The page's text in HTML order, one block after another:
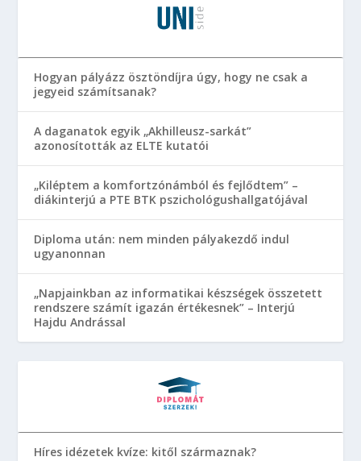
Hogyan pályázz ösztöndíjra úgy, hogy ne csak a
jegyeid számítsanak?
A daganatok egyik „Akhilleusz-sarkát”
azonosították az ELTE kutatói
„Kiléptem a komfortzónámból és fejlődtem” –
diákinterjú a PTE BTK pszichológushallgatójával
Diploma után: nem minden pályakezdő indul
ugyanonnan
„Napjainkban az informatikai készségek összetett
rendszere számít igazán értékesnek” – Interjú
Hajdu Andrással
Híres idézetek kvíze: kitől származnak?